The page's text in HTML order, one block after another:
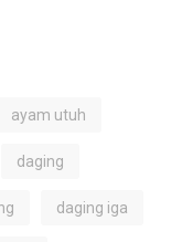
ayam utuh
daging
daging iga